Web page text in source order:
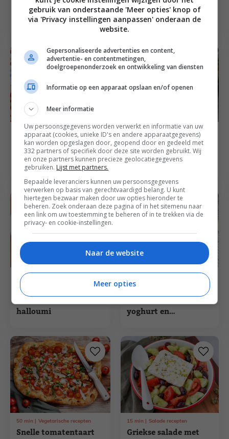
met gegrilde groenten
en zoetzure rode ui
Caprese salade van de
barbecue
Salade met aardbeien,
gegrilde asperges en
oude kaas
min Barbecue recepten
Gazpacho met
tabasco en
knoflookcroutons
4 uur 25 min Brunch recepten
Tomatensalade met
parelcouscous en
halloumi
20 min
Geroosterde
aubergine met
yoghurt en
Vegetarische recepten
Snelle tomatentaart
50 min Vegetarische recepten
Griekse salade met
15 min Salade recepten
gebruik van onderstaande 'Meer opties' knop of
via 'Privacy instellingen aanpassen' onderaan de
website.
Gepersonaliseerde advertenties en content,
advertentie- en contentmetingen,
doelgroepenonderzoek en ontwikkeling van diensten
Informatie op een apparaat opslaan en/of openen
Meer informatie
Uw persoonsgegevens worden verwerkt en informatie van uw
apparaat (cookies, unieke ID's en andere apparaatgegevens)
kan worden opgeslagen door, geopend door en gedeeld met
332 partners of specifiek door deze site worden gebruikt. Wij
en onze partners kunnen precieze geolocatiegegevens
gebruiken. Lijst met partners.
Bepaalde leveranciers kunnen uw persoonsgegevens
verwerken op basis van gerechtvaardigd belang. U kunt
hiertegen bezwaar maken door uw opties hieronder te
beheren. Zoek onderaan deze pagina of in het sitemenu naar
een link om uw toestemming te beheren of in te trekken via de
privacy- en cookie-instellingen.
Naar de website
Meer opties